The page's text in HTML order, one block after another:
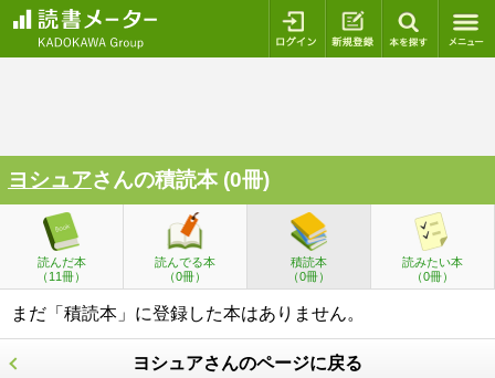
ログイン 新規登録
ヨシュアさんの積読本 (0冊)
読んだ本
（11冊）
読んでる本
（0冊）
積読本
（0冊）
読みたい本
（0冊）
まだ「積読本」に登録した本はありません。
ヨシュアさんのページに戻る